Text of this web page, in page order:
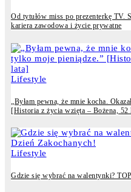
Od tytułów miss po prezenterkę
kariera zawodowa i życie prywatne
Lifestyle
„Byłam pewna, że mnie kocha.
[Historia z życia wzięta – Bożena, 52
Lifestyle
Gdzie się wybrać na walentynki?